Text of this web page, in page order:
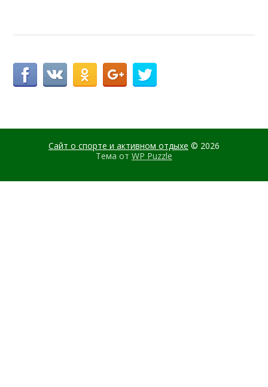
Сайт о спорте и активном отдыхе © 2026
Тема от WP Puzzle